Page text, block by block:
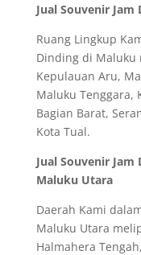
Jual Souvenir
Ruang Lingkup
Dinding di Maluku
Kepulauan Aru,
Maluku Tenggara,
Bagian Barat,
Kota Tual.
Jual Souvenir
Maluku Utara
Daerah Kami
Maluku Utara
Halmahera